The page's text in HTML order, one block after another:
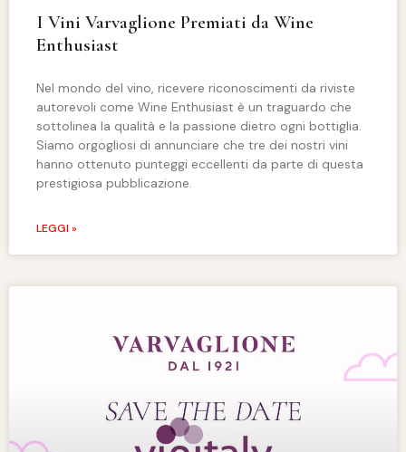
I Vini Varvaglione Premiati da Wine
Enthusiast
Nel mondo del vino, ricevere riconoscimenti da riviste
autorevoli come Wine Enthusiast è un traguardo che
sottolinea la qualità e la passione dietro ogni bottiglia.
Siamo orgogliosi di annunciare che tre dei nostri vini
hanno ottenuto punteggi eccellenti da parte di questa
prestigiosa pubblicazione.
LEGGI »